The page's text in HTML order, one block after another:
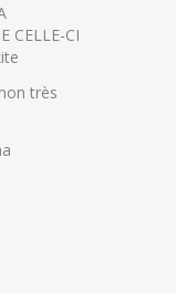
CELLE-CI
très